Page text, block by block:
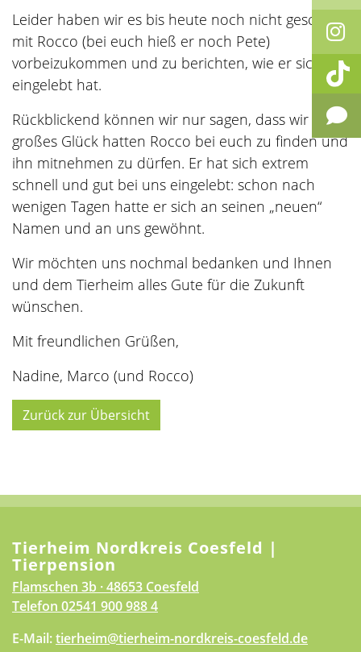
Leider haben wir es bis heute noch nicht geschafft
mit Rocco (bei euch hieß er noch Pete)
vorbeizukommen und zu berichten, wie er sich
eingelebt hat.
Rückblickend können wir nur sagen, dass wir
großes Glück hatten Rocco bei euch zu finden und
ihn mitnehmen zu dürfen. Er hat sich extrem
schnell und gut bei uns eingelebt: schon nach
wenigen Tagen hatte er sich an seinen „neuen“
Namen und an uns gewöhnt.
Wir möchten uns nochmal bedanken und Ihnen
und dem Tierheim alles Gute für die Zukunft
wünschen.
Mit freundlichen Grüßen,
Nadine, Marco (und Rocco)
Zurück zur Übersicht
Tierheim Nordkreis Coesfeld |
Tierpension
Flamschen 3b · 48653 Coesfeld
Telefon 02541 900 988 4
E-Mail:tierheim@tierheim-nordkreis-coesfeld.de